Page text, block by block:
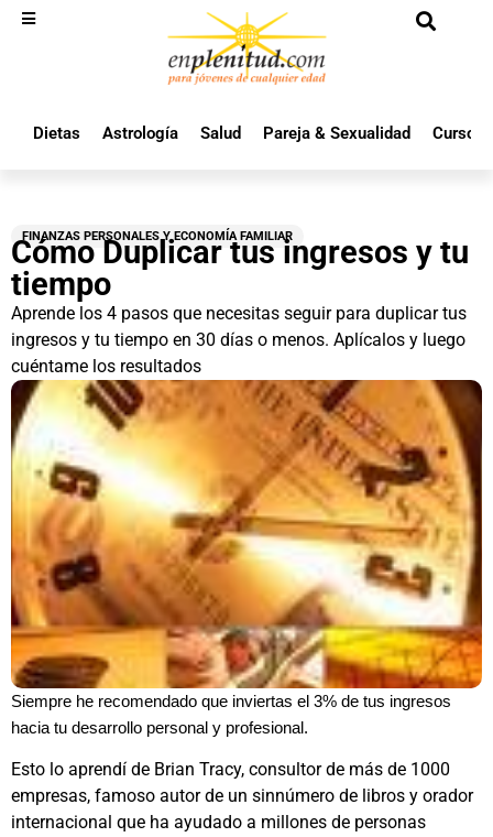
Dietas Astrología Salud Pareja & Sexualidad Cursos
FINANZAS PERSONALES Y ECONOMÍA FAMILIAR
Cómo Duplicar tus ingresos y tu
tiempo
Aprende los 4 pasos que necesitas seguir para duplicar tus
ingresos y tu tiempo en 30 días o menos. Aplícalos y luego
cuéntame los resultados
Siempre he recomendado que inviertas el 3% de tus ingresos
hacia tu desarrollo personal y profesional.
Esto lo aprendí de Brian Tracy, consultor de más de 1000
empresas, famoso autor de un sinnúmero de libros y orador
internacional que ha ayudado a millones de personas